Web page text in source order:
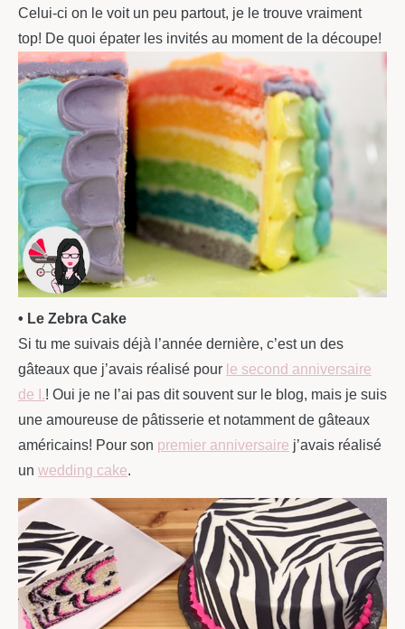
Celui-ci on le voit un peu partout, je le trouve vraiment
top! De quoi épater les invités au moment de la découpe!
• Le Zebra Cake
Si tu me suivais déjà l’année dernière, c’est un des
gâteaux que j’avais réalisé pour le second anniversaire
de I.! Oui je ne l’ai pas dit souvent sur le blog, mais je suis
une amoureuse de pâtisserie et notamment de gâteaux
américains! Pour son premier anniversaire j’avais réalisé
un wedding cake.